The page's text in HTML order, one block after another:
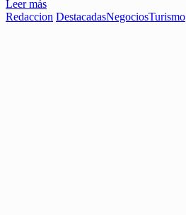
Leer más
Redaccion DestacadasNegociosTurismo